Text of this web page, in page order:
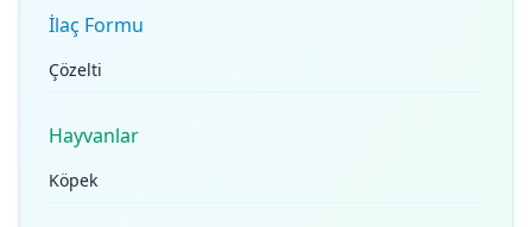
İlaç Formu
Çözelti
Hayvanlar
Köpek